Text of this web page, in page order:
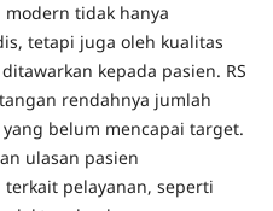
tidak hanya
tetapi juga oleh kualitas
kepada pasien. RS
rendahnya jumlah
belum mencapai target.
ulasan pasien
pelayanan, seperti